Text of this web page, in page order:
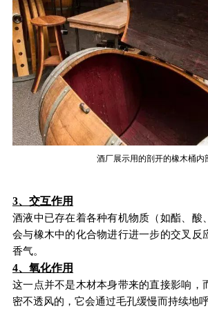
酒厂展示用的剖开的橡木桶内
3、交互作用
酒液中已存在着各种有机物质（如酯、酸
会与橡木中的化合物进行进一步的交叉反
香气。
4、氧化作用
这一点并不是木材本身带来的直接影响，
密不透风的，它会通过毛孔缓慢而持续地呼